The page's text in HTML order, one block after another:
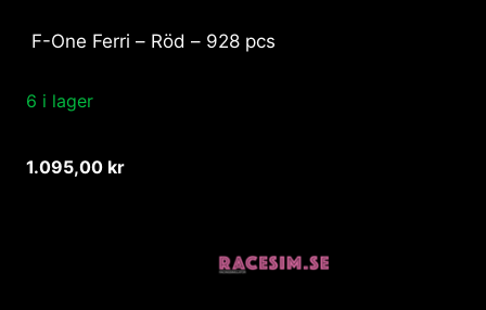
F-One Ferri – Röd – 928 pcs
6 i lager
1.095,00 kr